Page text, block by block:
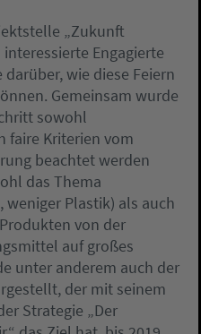
„Zukunft
Engagierte
wie diese Feiern
Gemeinsam wurde
sowohl
faire Kriterien vom
beachtet werden
das Thema
Plastik) als auch
von der
auf großes
unter anderem auch der
der mit seinem
Strategie „Der